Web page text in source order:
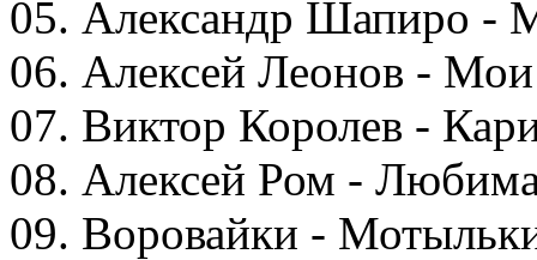
05. Александр Шапиро -
06. Алексей Леонов -
07. Виктор Королев -
08. Алексей Ром -
09. Воровайки -